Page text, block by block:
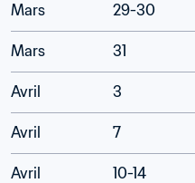
Mars 29-30
Mars 31
Avril 3
Avril 7
Avril 10-14